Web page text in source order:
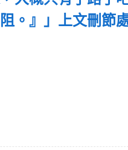
。』」上文刪節